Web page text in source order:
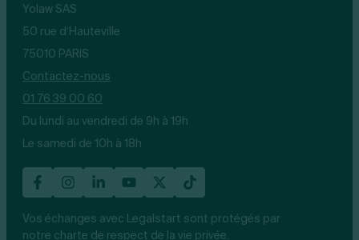
Yolaw SAS
50 rue d’Hauteville
75010 PARIS
Contactez-nous
01 76 39 00 60
Du lundi au vendredi de 9h à 19h
Le samedi de 10h à 18h
Vos échanges avec Legalstart sont protégés par
notre charte de respect de la vie privée.